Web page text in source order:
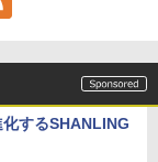
するSHANLING